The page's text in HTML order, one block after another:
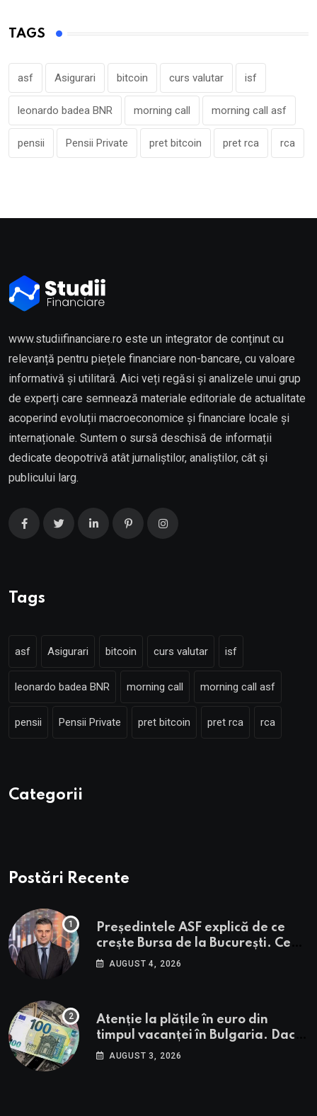
TAGS
asf Asigurari bitcoin curs valutar isf
leonardo badea BNR morning call morning call asf
pensii Pensii Private pret bitcoin pret rca rca
www.studiifinanciare.ro este un integrator de conținut cu
relevanță pentru piețele financiare non-bancare, cu valoare
informativă și utilitară. Aici veți regăsi și analizele unui grup
de experți care semnează materiale editoriale de actualitate
acoperind evoluții macroeconomice și financiare locale și
internaționale. Suntem o sursă deschisă de informații
dedicate deopotrivă atât jurnaliștilor, analiștilor, cât și
publicului larg.
Tags
asf Asigurari bitcoin curs valutar isf
leonardo badea BNR morning call morning call asf
pensii Pensii Private pret bitcoin pret rca rca
Categorii
Postări Recente
Președintele ASF explică de ce
crește Bursa de la București. Ce
urmează pentru BVB potrivit lui
AUGUST 4, 2026
Atenție la plățile în euro din
timpul vacanței în Bulgaria. Dacă
în România cele mai falsificate
AUGUST 3, 2026